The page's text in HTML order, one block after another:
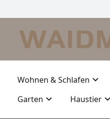
Wohnen & Schlafen
Garten
Haustier